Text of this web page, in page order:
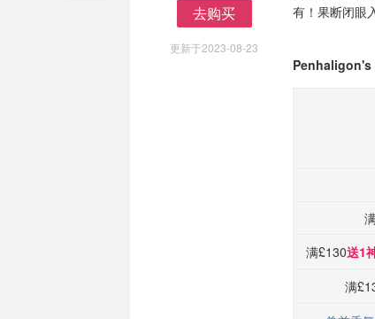
去购买
更新于2023-08-23
有！果断闭眼
Penhaligon's
满£130送1
满